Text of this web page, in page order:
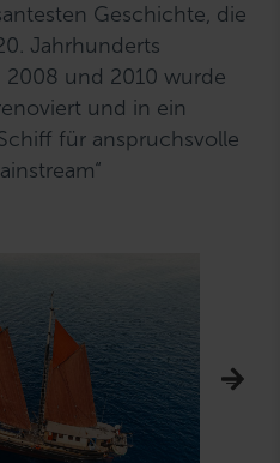
Geschichte, die
Jahrhunderts
und 2010 wurde
und in ein
für anspruchsvolle